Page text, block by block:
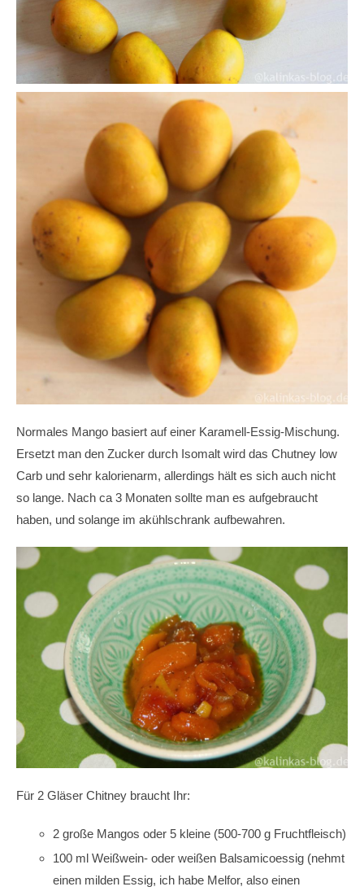
Normales Mango basiert auf einer Karamell-Essig-Mischung.
Ersetzt man den Zucker durch Isomalt wird das Chutney low
Carb und sehr kalorienarm, allerdings hält es sich auch nicht
so lange. Nach ca 3 Monaten sollte man es aufgebraucht
haben, und solange im akühlschrank aufbewahren.
Für 2 Gläser Chitney braucht Ihr:
2 große Mangos oder 5 kleine (500-700 g Fruchtfleisch)
100 ml Weißwein- oder weißen Balsamicoessig (nehmt
einen milden Essig, ich habe Melfor, also einen